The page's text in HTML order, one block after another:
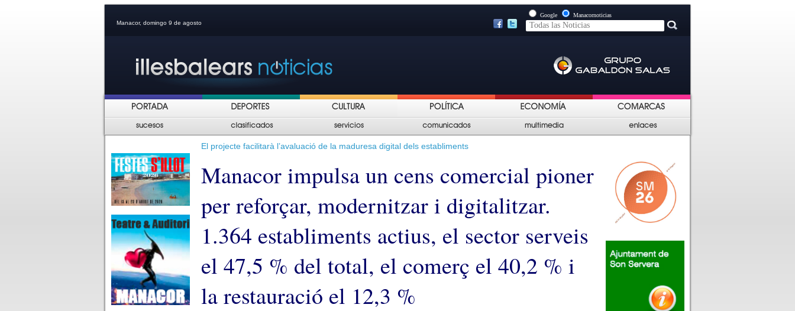
Manacor, domingo 9 de agosto
Google Manacornoticias
El projecte facilitarà l’avaluació de la maduresa digital dels establiments
Manacor impulsa un cens comercial pioner
per reforçar, modernitzar i digitalitzar.
1.364 establiments actius, el sector serveis
el 47,5 % del total, el comerç el 40,2 % i
la restauració el 12,3 %